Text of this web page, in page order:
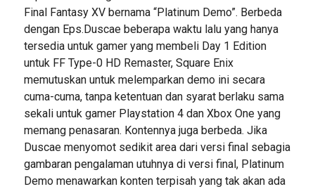
Final Fantasy XV bernama “Platinum Demo”. Berbeda
dengan Eps.Duscae beberapa waktu lalu yang hanya
tersedia untuk gamer yang membeli Day 1 Edition
untuk FF Type-0 HD Remaster, Square Enix
memutuskan untuk melemparkan demo ini secara
cuma-cuma, tanpa ketentuan dan syarat berlaku sama
sekali untuk gamer Playstation 4 dan Xbox One yang
memang penasaran. Kontennya juga berbeda. Jika
Duscae menyomot sedikit area dari versi final sebagia
gambaran pengalaman utuhnya di versi final, Platinum
Demo menawarkan konten terpisah yang tak akan ada